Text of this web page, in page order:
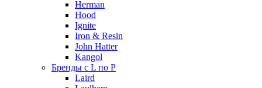
Herman
Hood
Ignite
Iron & Resin
John Hatter
Kangol
Бренды с L по P
Laird